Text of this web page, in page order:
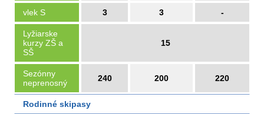
vlek S 3 3 -
Lyžiarske
kurzy ZŠ a
SŠ
15
Sezónny
neprenosný
240 200 220
Rodinné skipasy